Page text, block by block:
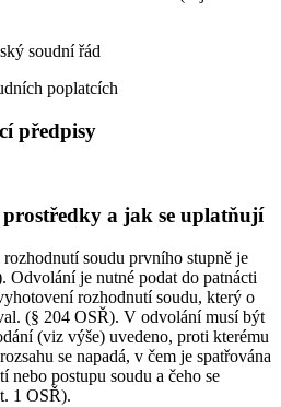
soudní řád
poplatcích
předpisy
a jak se uplatňují
soudu prvního stupně je
Odvolání je nutné podat do patnácti
rozhodnutí soudu, který o
(§ 204 OSŘ). V odvolání musí být
(viz výše) uvedeno, proti kterému
se napadá, v čem je spatřována
nebo postupu soudu a čeho se
1 OSŘ).